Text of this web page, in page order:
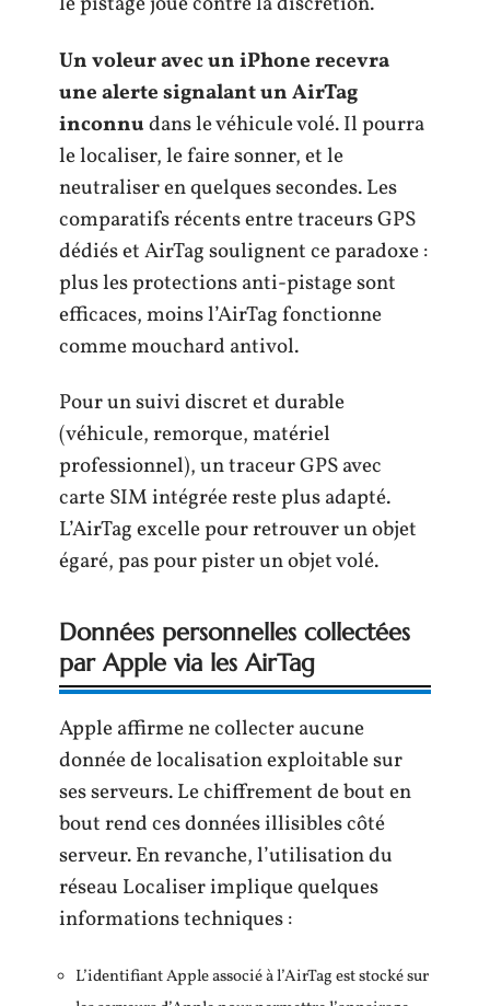
Un voleur avec un iPhone recevra
une alerte signalant un AirTag
inconnudans le véhicule volé. Il pourra
le localiser, le faire sonner, et le
neutraliser en quelques secondes. Les
comparatifs récents entre traceurs GPS
dédiés et AirTag soulignent ce paradoxe :
plus les protections anti-pistage sont
efficaces, moins l’AirTag fonctionne
comme mouchard antivol.
Pour un suivi discret et durable
(véhicule, remorque, matériel
professionnel), un traceur GPS avec
carte SIM intégrée reste plus adapté.
L’AirTag excelle pour retrouver un objet
égaré, pas pour pister un objet volé.
Données personnelles collectées
par Apple via les AirTag
Apple affirme ne collecter aucune
donnée de localisation exploitable sur
ses serveurs. Le chiffrement de bout en
bout rend ces données illisibles côté
serveur. En revanche, l’utilisation du
réseau Localiser implique quelques
informations techniques :
L’identifiant Apple associé à l’AirTag est stocké sur